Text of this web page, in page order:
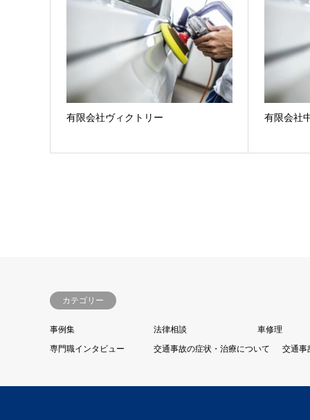
有限会社ヴィクトリー 有限会社
カテゴリー
事例集 法律相談 車修理
専門職インタビュー
交通事故の症状・治療について 交通事